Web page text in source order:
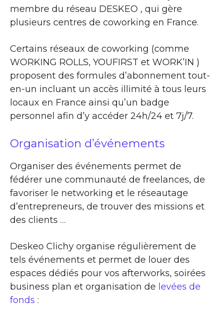
membre du réseau DESKEO , qui gère
plusieurs centres de coworking en France.
Certains réseaux de coworking (comme
WORKING ROLLS, YOUFIRST et WORK’IN )
proposent des formules d’abonnement tout-
en-un incluant un accès illimité à tous leurs
locaux en France ainsi qu’un badge
personnel afin d’y accéder 24h/24 et 7j/7.
Organisation d’événements
Organiser des événements permet de
fédérer une communauté de freelances, de
favoriser le networking et le réseautage
d’entrepreneurs, de trouver des missions et
des clients …
Deskeo Clichy organise régulièrement de
tels événements et permet de louer des
espaces dédiés pour vos afterworks, soirées
business plan et organisation de levées de
fonds :